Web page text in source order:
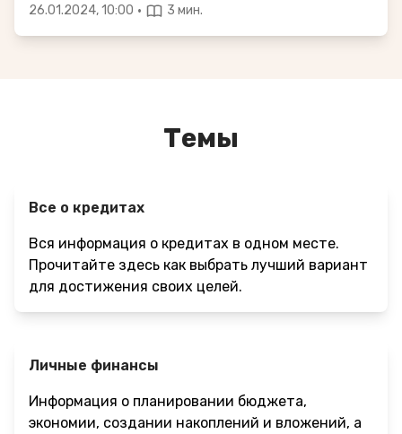
26.01.2024, 10:00 · 3 мин.
Темы
Все о кредитах
Вся информация о кредитах в одном месте.
Прочитайте здесь как выбрать лучший вариант
для достижения своих целей.
Личные финансы
Информация о планировании бюджета,
экономии, создании накоплений и вложений, а